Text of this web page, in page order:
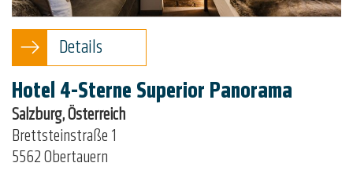
Details
Hotel 4-Sterne Superior Panorama
Salzburg, Österreich
Brettsteinstraße 1
5562 Obertauern